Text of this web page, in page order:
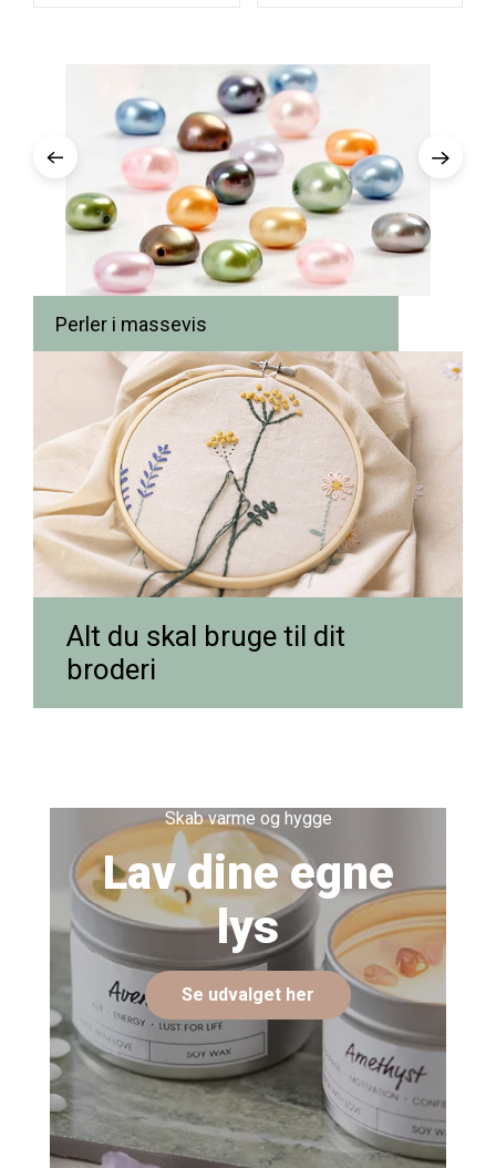
Perler i massevis
Alt du skal bruge til dit
broderi
Skab varme og hygge
Lav dine egne
lys
Se udvalget her